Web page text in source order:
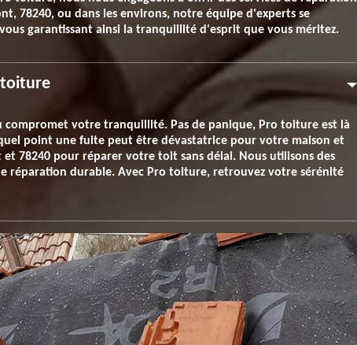
78240, ou dans les environs, notre équipe d'experts se
garantissant ainsi la tranquillité d'esprit que vous méritez.
toiture
compromet votre tranquillité. Pas de panique, Pro toiture est là
point une fuite peut être dévastatrice pour votre maison et
78240 pour réparer votre toit sans délai. Nous utilisons des
réparation durable. Avec Pro toiture, retrouvez votre sérénité